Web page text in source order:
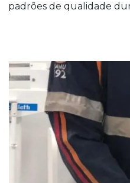
padrões de qualidade